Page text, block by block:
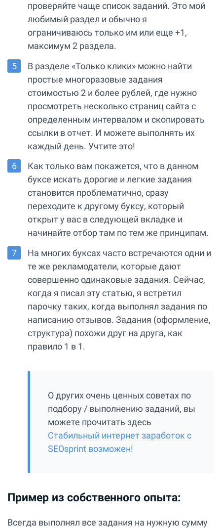
проверяйте чаще список заданий. Это мой
любимый раздел и обычно я
ограничиваюсь только им или еще +1,
максимум 2 раздела.
В разделе «Только клики» можно найти
простые многоразовые задания
стоимостью 2 и более рублей, где нужно
просмотреть несколько страниц сайта с
определенным интервалом и скопировать
ссылки в отчет. И можете выполнять их
каждый день. Учтите это!
Как только вам покажется, что в данном
буксе искать дорогие и легкие задания
становится проблематично, сразу
переходите к другому буксу, который
открыт у вас в следующей вкладке и
начинайте отбор там по тем же принципам.
На многих буксах часто встречаются одни и
те же рекламодатели, которые дают
совершенно одинаковые задания. Сейчас,
когда я писал эту статью, я встретил
парочку таких, когда выполнял задания по
написанию отзывов. Задания (оформление,
структура) похожи друг на друга, как
правило 1 в 1.
О других очень ценных советах по
подбору / выполнению заданий, вы
можете прочитать здесь
Стабильный интернет заработок с
SEOsprint возможен!
Пример из собственного опыта:
Всегда выполнял все задания на нужную сумму